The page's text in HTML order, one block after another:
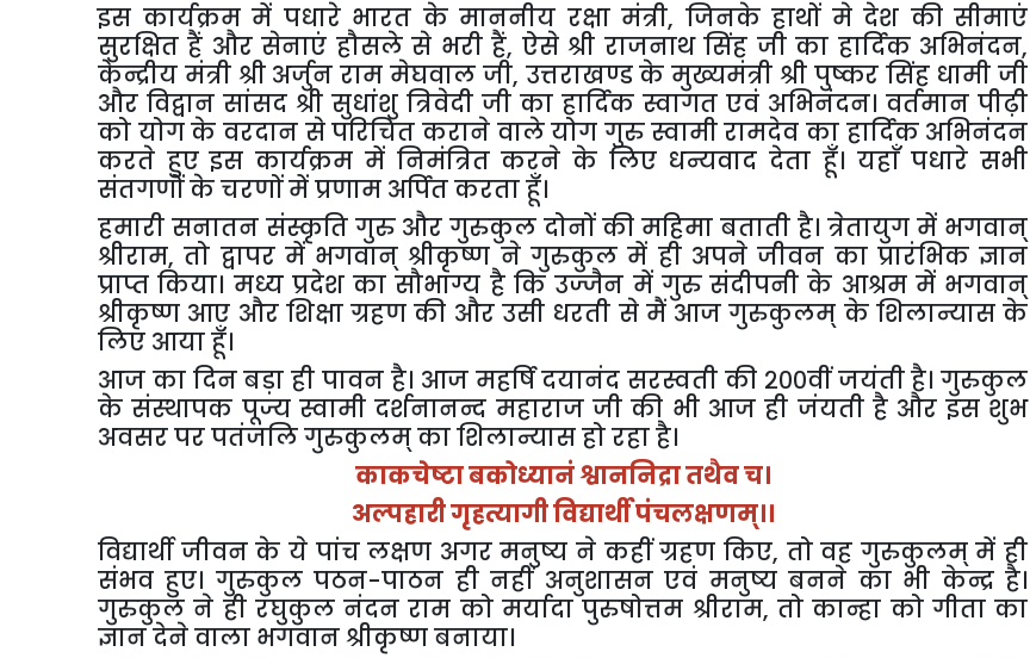
इस कार्यक्रम में पधारे भारत के माननीय रक्षा मंत्री, जिनके हाथों मे देश की सीमाएं
सुरक्षित हैं और सेनाएं हौसले से भरी हैं, ऐसे श्री राजनाथ सिंह जी का हार्दिक अभिनंदन,
केन्द्रीय मंत्री श्री अर्जुन राम मेघवाल जी, उत्तराखण्ड के मुख्यमंत्री श्री पुष्कर सिंह धामी जी
और विद्वान सांसद श्री सुधांशु त्रिवेदी जी का हार्दिक स्वागत एवं अभिनंदन। वर्तमान पीढ़ी
को योग के वरदान से परिचित कराने वाले योग गुरु स्वामी रामदेव का हार्दिक अभिनंदन
करते हुए इस कार्यक्रम में निमंत्रित करने के लिए धन्यवाद देता हूँ। यहाँ पधारे सभी
संतगणोंकेचरणोंमेंप्रणाम अर्पितकरताहूँ।
हमारी सनातन संस्कृति गुरु और गुरुकुल दोनों की महिमा बताती है। त्रेतायुग में भगवान्
श्रीराम,तो द्वापर में भगवान् श्रीकृष्ण ने गुरुकुल में ही अपने जीवन का प्रारंभिक ज्ञान
प्राप्त किया। मध्य प्रदेश का सौभाग्य है कि उज्जैन में गुरु संदीपनी के आश्रम में भगवान्
श्रीकृष्ण आए और शिक्षा ग्रहण की और उसी धरती से मैं आज गुरुकुलम् के शिलान्यास के
लिए आयाहूँ।
आज का दिन बड़ा ही पावन है। आज महर्षि दयानंद सरस्वती की २००वीं जयंती है। गुरुकुल
के संस्थापक पूज्य स्वामी दर्शनानन्द महाराज जी की भी आज ही जंयती है और इस शुभ
अवसरपरपतंजलिगुरुकुलम्काशिलान्यासहोरहाहै।
काकचेष्टाबकोध्यानंश्वाननिद्रातथैवच।
अल्पहारीगृहत्यागीविद्यार्थीपंचलक्षणम्।।
विद्यार्थी जीवन के ये पांच लक्षण अगर मनुष्य ने कहीं ग्रहण किए, तो वह गुरुकुलम् में ही
संभव हुए। गुरुकुल पठन-पाठन ही नहीं अनुशासन एवं मनुष्य बनने का भी केन्द्र है।
गुरुकुल ने ही रघुकुल नंदन राम को मर्यादा पुरुषोत्तम श्रीराम, तो कान्हा को गीता का
ज्ञानदेनेवाला भगवानश्रीकृष्णबनाया।